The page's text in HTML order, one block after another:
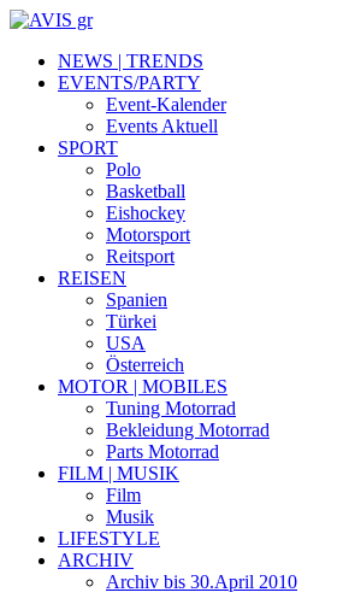
NEWS | TRENDS
EVENTS/PARTY
Event-Kalender
Events Aktuell
SPORT
Polo
Basketball
Eishockey
Motorsport
Reitsport
REISEN
Spanien
Türkei
USA
Österreich
MOTOR | MOBILES
Tuning Motorrad
Bekleidung Motorrad
Parts Motorrad
FILM | MUSIK
Film
Musik
LIFESTYLE
ARCHIV
Archiv bis 30.April 2010